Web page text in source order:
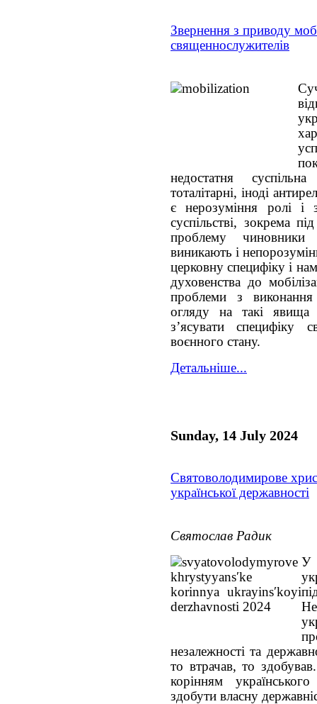
Звернення з приводу
священнослужителів
недостатня
тоталітарні, іноді
є нерозуміння ролі і
суспільстві, зокрема
проблему
виникають і
церковну специфіку і
духовенства до
проблеми з виконання
огляду на такі
з’ясувати специфіку
воєнного стану.
Детальніше...
Sunday, 14 July 2024
Святоволодимирове
української державності
Святослав Радик
У
незалежності та
то втрачав, то
корінням
здобути власну